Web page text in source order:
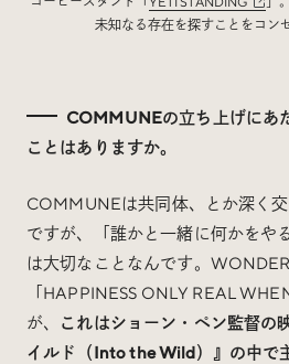
未知なる存在を探すことをコン
COMMUNEの立ち上げにあ
ことはありますか。
COMMUNEは共同体、とか深く
ですが、「誰かと一緒に何かをや
は大切なことなんです。
「HAPPINESS ONLY REAL
が、 これはショーン・ペン監督の
イルド（Into the Wild）』の中で